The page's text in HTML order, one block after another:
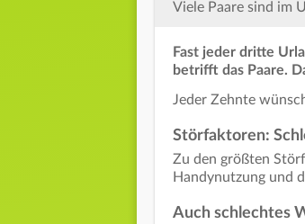
Viele Paare sind im
Fast jeder dritte
betrifft das Paare.
Jeder Zehnte
Störfaktoren:
Zu den größten
Handynutzung und
Auch schlechtes